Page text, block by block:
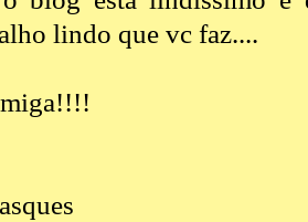
lindo que vc faz....